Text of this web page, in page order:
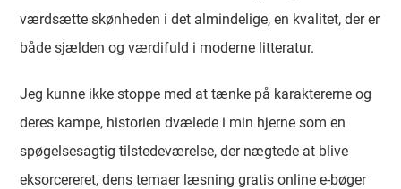
værdsætte skønheden i det almindelige, en kvalitet, der er
både sjælden og værdifuld i moderne litteratur.
Jeg kunne ikke stoppe med at tænke på karaktererne og
deres kampe, historien dvælede i min hjerne som en
spøgelsesagtig tilstedeværelse, der nægtede at blive
eksorcereret, dens temaer læsning gratis online e-bøger